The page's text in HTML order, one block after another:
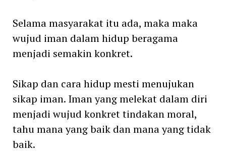
Selama masyarakat itu ada, maka maka
wujud iman dalam hidup beragama
menjadi semakin konkret.
Sikap dan cara hidup mesti menujukan
sikap iman. Iman yang melekat dalam diri
menjadi wujud konkret tindakan moral,
tahu mana yang baik dan mana yang tidak
baik.